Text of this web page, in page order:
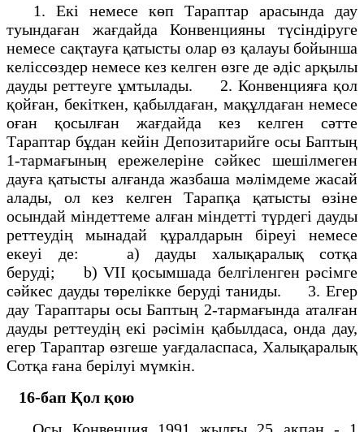
1. Екi немесе көп Тараптар арасында дау
туындаған жағдайда Конвенцияны түсiндiруге
немесе сақтауға қатысты олар өз қалауы бойынша
келiссөздер немесе кез келген өзге де әдiс арқылы
дауды реттеуге ұмтылады. 2. Конвенцияға қол
қойған, бекiткен, қабылдаған, мақұлдаған немесе
оған қосылған жағдайда кез келген сәтте
Тараптар бұдан кейiн Депозитарийге осы Баптың
1-тармағының ережелерiне сәйкес шешiлмеген
дауға қатысты алғанда жазбаша мәлiмдеме жасай
алады, ол кез келген Тарапқа қатысты өзiне
осындай мiндеттеме алған мiндеттi түрдегi дауды
реттеудің мынадай құралдарын бiреуi немесе
екеуi де: а) дауды халықаралық сотқа
берудi; b) VII қосымшада белгiленген рәсiмге
сәйкес дауды төрелiкке берудi таниды. 3. Егер
дау Тараптары осы Баптың 2-тармағында аталған
дауды реттеудің екi рәсiмiн қабылдаса, онда дау,
егер Тараптар өзгеше уағдаласпаса, Халықаралық
Сотқа ғана берiлуi мүмкiн.
16-бап Қол қою